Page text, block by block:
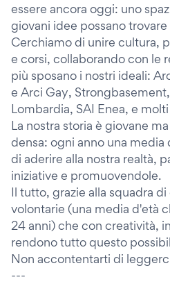
essere ancora oggi: uno
giovani idee possano
Cerchiamo di unire cultura,
e corsi, collaborando con le
più sposano i nostri ideali:
e Arci Gay,
Lombardia, SAI Enea, e
La nostra storia è giovane
densa: ogni anno una
di aderire alla nostra realtà,
iniziative e promuovendole.
Il tutto, grazie alla squadra
volontarie (una media d'età
24 anni) che con creatività,
rendono tutto questo
Non accontentarti di
---